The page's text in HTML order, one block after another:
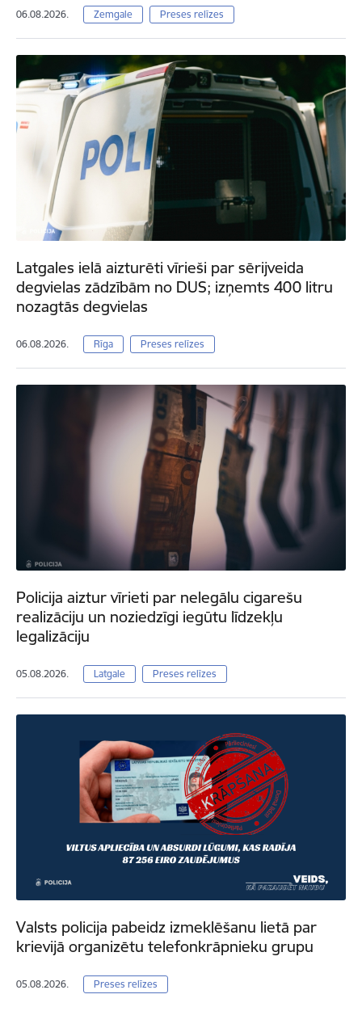
06.08.2026. Zemgale Preses relīzes
Latgales ielā aizturēti vīrieši par sērijveida
degvielas zādzībām no DUS; izņemts 400 litru
nozagtās degvielas
06.08.2026. Rīga Preses relīzes
Policija aiztur vīrieti par nelegālu cigarešu
realizāciju un noziedzīgi iegūtu līdzekļu
legalizāciju
05.08.2026. Latgale Preses relīzes
Valsts policija pabeidz izmeklēšanu lietā par
krievijā organizētu telefonkrāpnieku grupu
05.08.2026. Preses relīzes